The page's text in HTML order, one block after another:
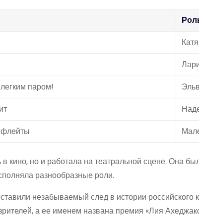
Катя
паром!
кино, но и работала на театральной сцене. Она
разнообразные роли.
незабываемый след в истории российского
а ее именем названа премия «Лия